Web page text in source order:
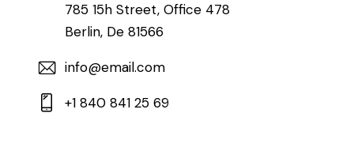
785 15h Street, Office 478
Berlin, De 81566
info@email.com
+1 840 841 25 69